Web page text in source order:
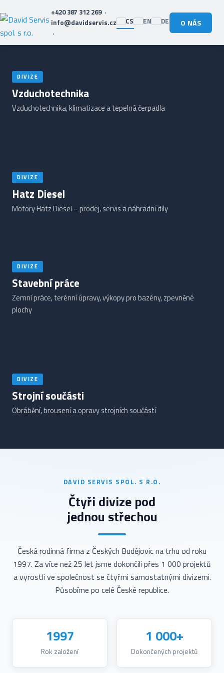
+420 387 312 269·
info@davidservis.cz
·
CS EN DE O NÁS
DIVIZE
Vzduchotechnika
Vzduchotechnika, klimatizace a tepelná čerpadla
DIVIZE
Hatz Diesel
Motory Hatz Diesel – prodej, servis a náhradní díly
DIVIZE
Stavební práce
Zemní práce, terénní úpravy, výkopy pro bazény, zpevněné
plochy
DIVIZE
Strojní součásti
Obrábění, brousení a opravy strojních součástí
DAVID SERVIS SPOL. S R.O.
Čtyři divize pod
jednou střechou
Česká rodinná firma z Českých Budějovic na trhu od roku
1997. Za více než 25 let jsme dokončili přes 1 000 projektů
a vyrostli ve společnost se čtyřmi samostatnými divizemi.
Působíme po celé České republice.
1997
Rok založení
1 000+
Dokončených projektů